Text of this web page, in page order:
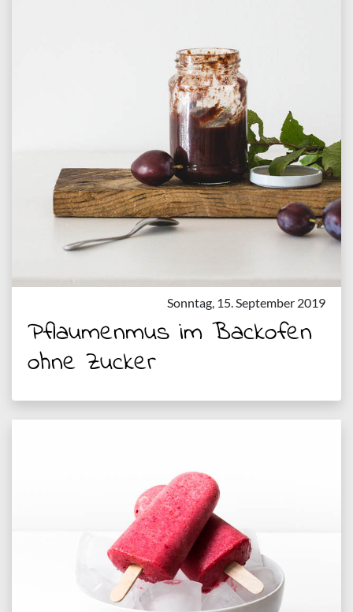
Sonntag, 15. September 2019
Pflaumenmus im Backofen
ohne Zucker